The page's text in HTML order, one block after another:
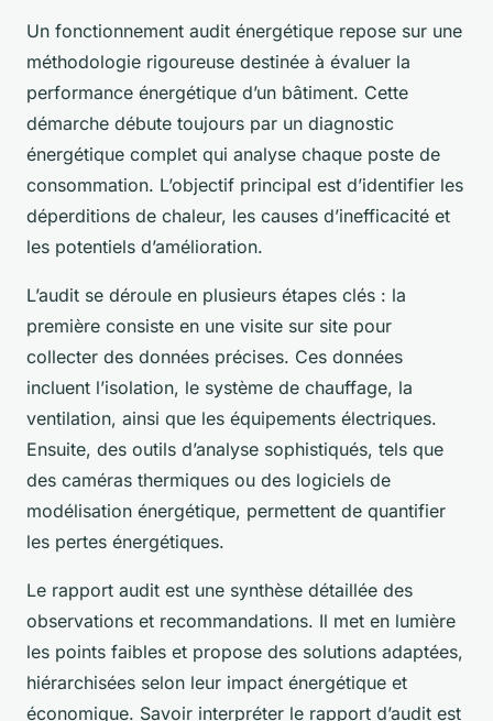
Un fonctionnement audit énergétique repose sur une
méthodologie rigoureuse destinée à évaluer la
performance énergétique d’un bâtiment. Cette
démarche débute toujours par un diagnostic
énergétique complet qui analyse chaque poste de
consommation. L’objectif principal est d’identifier les
déperditions de chaleur, les causes d’inefficacité et
les potentiels d’amélioration.
L’audit se déroule en plusieurs étapes clés : la
première consiste en une visite sur site pour
collecter des données précises. Ces données
incluent l’isolation, le système de chauffage, la
ventilation, ainsi que les équipements électriques.
Ensuite, des outils d’analyse sophistiqués, tels que
des caméras thermiques ou des logiciels de
modélisation énergétique, permettent de quantifier
les pertes énergétiques.
Le rapport audit est une synthèse détaillée des
observations et recommandations. Il met en lumière
les points faibles et propose des solutions adaptées,
hiérarchisées selon leur impact énergétique et
économique. Savoir interpréter le rapport d’audit est